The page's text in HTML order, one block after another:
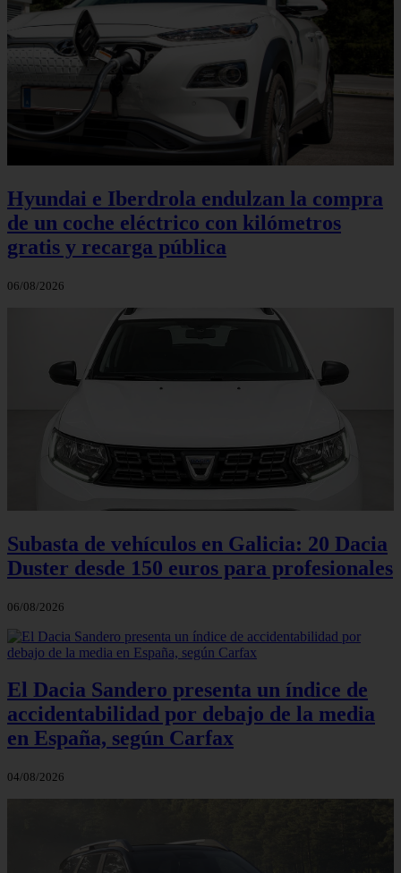
Hyundai e Iberdrola endulzan la compra
de un coche eléctrico con kilómetros
gratis y recarga pública
06/08/2026
Subasta de vehículos en Galicia: 20 Dacia
Duster desde 150 euros para profesionales
06/08/2026
El Dacia Sandero presenta un índice de
accidentabilidad por debajo de la media
en España, según Carfax
04/08/2026